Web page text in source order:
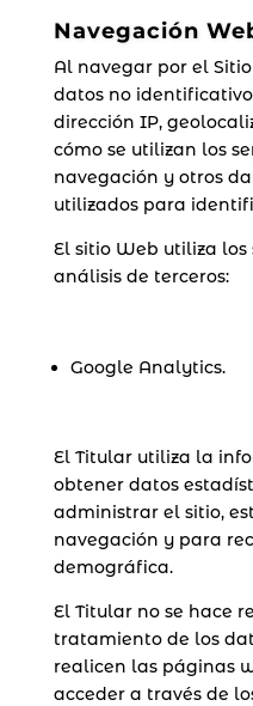
Navegación
Al navegar por el
datos no
dirección IP,
cómo se utilizan los
navegación y otros
utilizados para
El sitio Web utiliza los
análisis de terceros:
Google Analytics.
El Titular utiliza la
obtener datos
administrar el sitio,
navegación y para
demográfica.
El Titular no se hace
tratamiento de los
realicen las páginas
acceder a través de